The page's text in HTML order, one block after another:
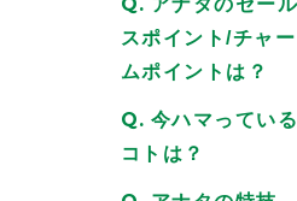
2025/12/23|
会うと元気を
2025/11/27|
スポイント/チャー
ムポイントは？
今ハマっている
コトは？